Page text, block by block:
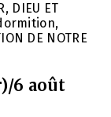
DIEU ET
dormition,
DE NOTRE
6 août